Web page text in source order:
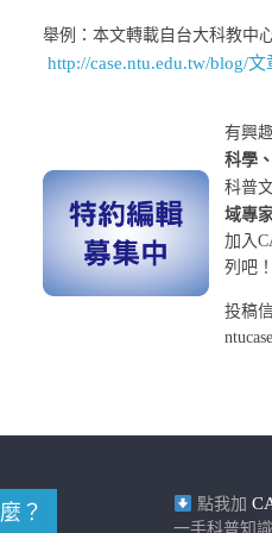
舉例：本文轉載自台大科教中
http://case.ntu.edu.tw/blog/
有興
科學
科普
域專
加入
列吧！
投稿
？ 點我加
一手科普知